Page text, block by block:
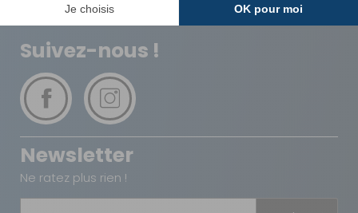
Suivez-nous !
Newsletter
Ne ratez plus rien !